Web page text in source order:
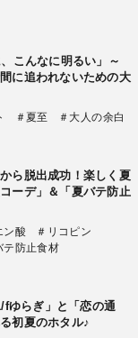
こんなに明るい」～
に追われないための大
＃夏至 ＃大人の余白
ら脱出成功！楽しく夏
ーデ」＆「夏バテ防止
ン酸
＃リコピン
テ防止食材
fゆらぎ」と「恋の通
初夏のホタル♪